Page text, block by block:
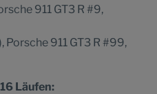
911 GT3 R #9,
911 GT3 R #99,
Läufen: